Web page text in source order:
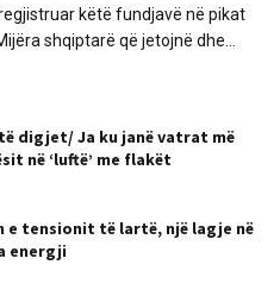
këtë fundjavë në pikat
shqiptarë që jetojnë dhe...
digjet/ Ja ku janë vatrat më
në ‘luftë’ me flakët
e tensionit të lartë, një lagje në
energji